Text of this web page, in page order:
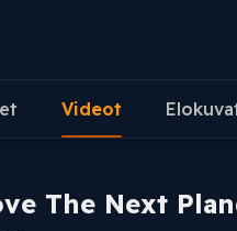
Videot
The Next